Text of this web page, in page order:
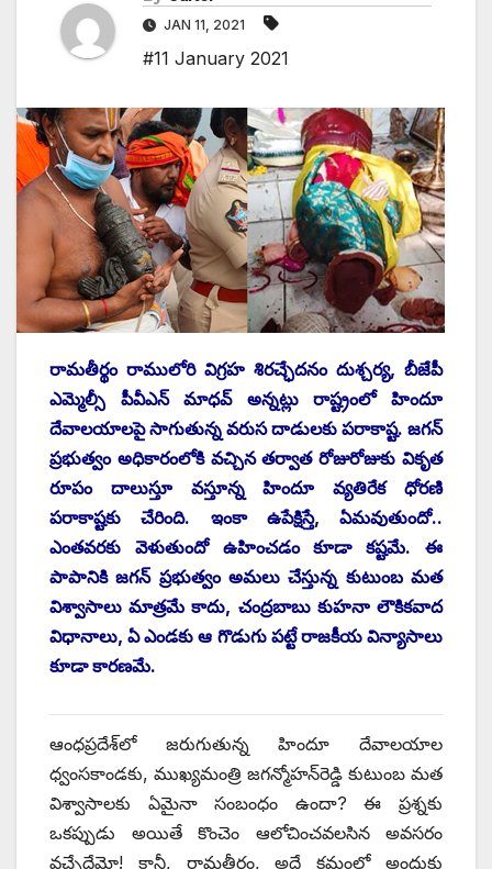
JAN 11, 2021
#11 January 2021
రామతీర్థం రాములోరి విగ్రహ శిరచ్ఛేదనం దుశ్చర్య, బీజేపీ
ఎమ్మెల్సీ పీవీఎన్‌ ‌మాధవ్‌ అన్నట్లు రాష్ట్రంలో హిందూ
దేవాలయాలపై సాగుతున్న వరుస దాడులకు పరాకాష్ట. జగన్‌
‌ప్రభుత్వం అధికారంలోకి వచ్చిన తర్వాత రోజురోజుకు వికృత
రూపం దాలుస్తూ వస్తూన్న హిందూ వ్యతిరేక ధోరణి
పరాకాష్టకు చేరింది. ఇంకా ఉపేక్షిస్తే, ఏమవుతుందో..
ఎంతవరకు వెళుతుందో ఉహించడం కూడా కష్టమే. ఈ
పాపానికి జగన్‌ ‌ప్రభుత్వం అమలు చేస్తున్న కుటుంబ మత
విశ్వాసాలు మాత్రమే కాదు, చంద్రబాబు కుహనా లౌకికవాద
విధానాలు, ఏ ఎండకు ఆ గొడుగు పట్టే రాజకీయ విన్యాసాలు
కూడా కారణమే.
ఆంధప్రదేశ్‌లో జరుగుతున్న హిందూ దేవాలయాల
ధ్వంసకాండకు, ముఖ్యమంత్రి జగన్మోహన్‌రెడ్డి కుటుంబ మత
విశ్వాసాలకు ఏమైనా సంబంధం ఉందా? ఈ ప్రశ్నకు
ఒకప్పుడు అయితే కొంచెం ఆలోచించవలసిన అవసరం
వచ్చేదేమో! కానీ, రామతీర్థం, అదే క్రమంలో అందుకు